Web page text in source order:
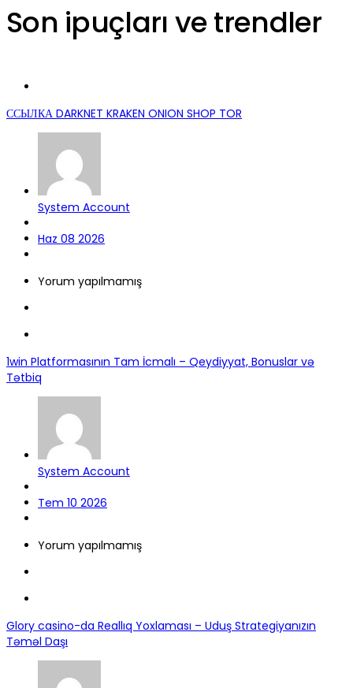
Son ipuçları ve trendler
ССЫЛКА DARKNET KRAKEN ONION SHOP TOR
System Account
Haz 08 2026
Yorum yapılmamış
1win Platformasının Tam İcmalı – Qeydiyyat, Bonuslar və
Tətbiq
System Account
Tem 10 2026
Yorum yapılmamış
Glory casino-da Reallıq Yoxlaması – Uduş Strategiyanızın
Təməl Daşı